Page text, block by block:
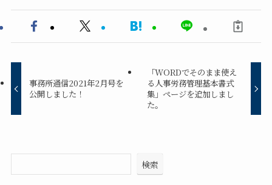
事務所通信2021年2月号を
公開しました！
「WORDでそのまま使え
る人事労務管理基本書式
集」ページを追加しまし
た。
検索